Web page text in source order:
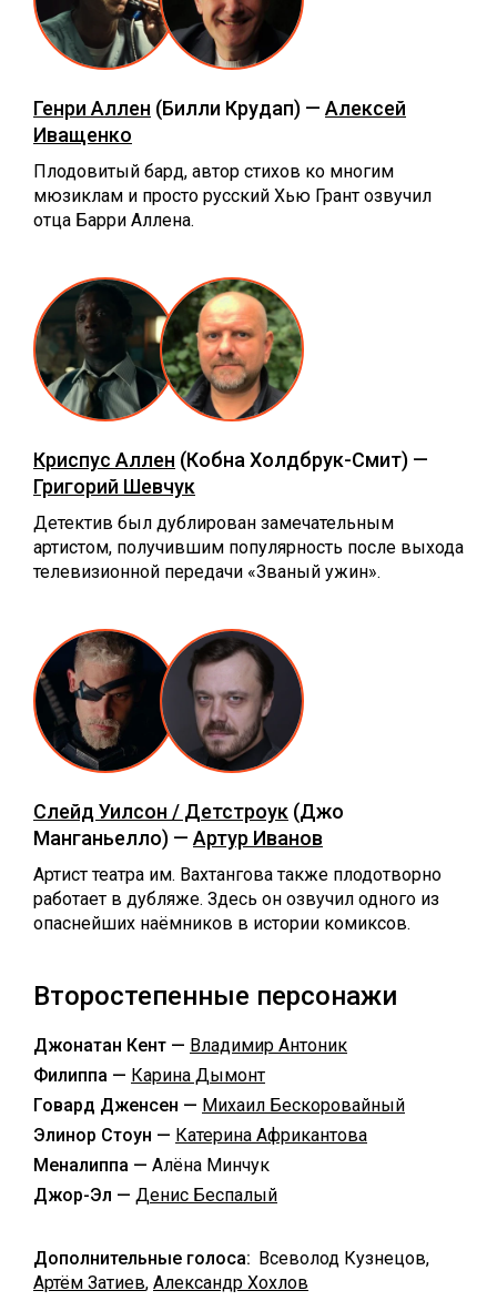
Генри Аллен (Билли Крудап) — Алексей
Иващенко
Плодовитый бард, автор стихов ко многим
мюзиклам и просто русский Хью Грант озвучил
отца Барри Аллена.
Криспус Аллен (Кобна Холдбрук-Смит) —
Григорий Шевчук
Детектив был дублирован замечательным
артистом, получившим популярность после выхода
телевизионной передачи «Званый ужин».
Слейд Уилсон / Детстроук (Джо
Манганьелло) — Артур Иванов
Артист театра им. Вахтангова также плодотворно
работает в дубляже. Здесь он озвучил одного из
опаснейших наёмников в истории комиксов.
Второстепенные персонажи
Джонатан Кент — Владимир Антоник
Филиппа — Карина Дымонт
Говард Дженсен — Михаил Бескоровайный
Элинор Стоун — Катерина Африкантова
Меналиппа — Алёна Минчук
Джор-Эл — Денис Беспалый
Дополнительные голоса: Всеволод Кузнецов,
Артём Затиев, Александр Хохлов